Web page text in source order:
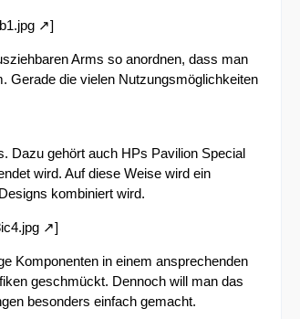
]
Arms so anordnen, dass man
Gerade die vielen Nutzungsmöglichkeiten
Dazu gehört auch HPs Pavilion Special
wird. Auf diese Weise wird ein
kombiniert wird.
]
Komponenten in einem ansprechenden
geschmückt. Dennoch will man das
besonders einfach gemacht.